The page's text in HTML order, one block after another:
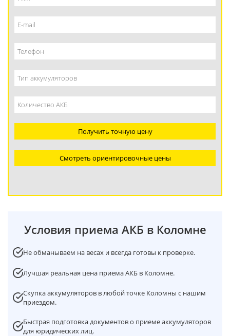
Получить точную цену
Смотреть ориентировочные цены
Условия приема АКБ в Коломне
Не обманываем на весах и всегда готовы к проверке.
Лучшая реальная цена приема АКБ в Коломне.
Скупка аккумуляторов в любой точке Коломны с нашим
приездом.
Быстрая подготовка документов о приеме аккумуляторов
для юридических лиц.